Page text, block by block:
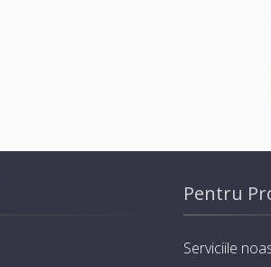
Pentru
Serviciile